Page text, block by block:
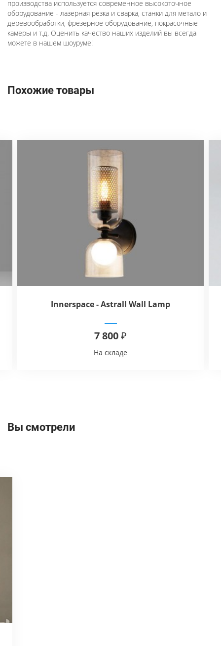
производства используется современное высокоточное
оборудование - лазерная резка и сварка, станки для метало и
деревообработки, фрезерное оборудование, покрасочные
камеры и т.д. Оценить качество наших изделий вы всегда
можете в нашем шоуруме!
Похожие товары
Innerspace - Astrall Wall Lamp
7 800 ₽
На складе
Вы смотрели